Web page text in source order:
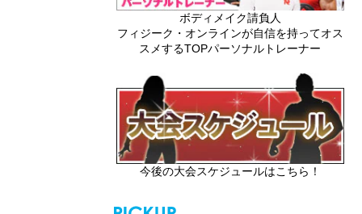
ボディメイク請負人
フィジーク・オンラインが自信を持ってオス
スメするTOPパーソナルトレーナー
今後の大会スケジュールはこちら！